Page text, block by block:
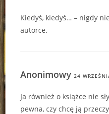
Kiedyś, kiedyś… – nigdy
autorce.
Anonimowy24
Ja również o książce nie
pewna, czy chcę ją